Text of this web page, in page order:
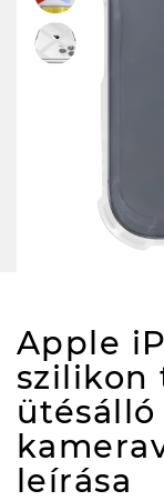
Apple
szilikon
leírása